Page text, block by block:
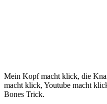
Mein Kopf macht klick, die
macht klick, Youtube macht
Bones Trick.